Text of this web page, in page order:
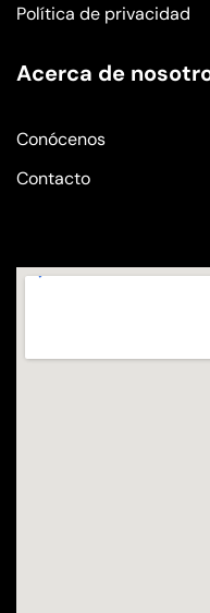
Política de privacidad
Acerca de
Conócenos
Contacto